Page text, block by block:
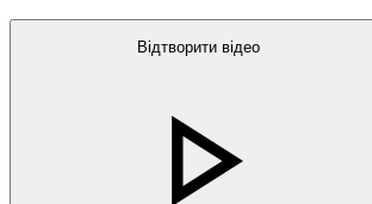
Відтворити відео